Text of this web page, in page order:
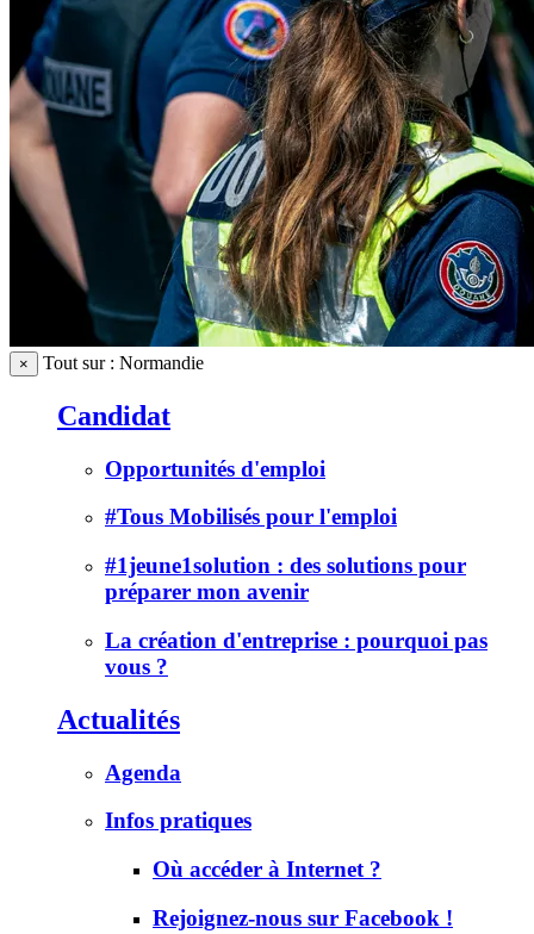
× Tout sur : Normandie
Candidat
Opportunités d'emploi
#Tous Mobilisés pour l'emploi
#1jeune1solution : des solutions pour
préparer mon avenir
La création d'entreprise : pourquoi pas
vous ?
Actualités
Agenda
Infos pratiques
Où accéder à Internet ?
Rejoignez-nous sur Facebook !